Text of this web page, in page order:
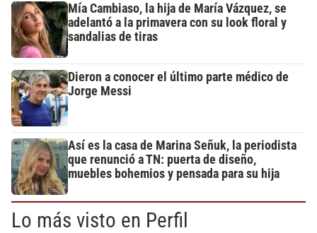
Mía Cambiaso, la hija de María Vázquez, se
adelantó a la primavera con su look floral y
sandalias de tiras
Dieron a conocer el último parte médico de
Jorge Messi
Así es la casa de Marina Señuk, la periodista
que renunció a TN: puerta de diseño,
muebles bohemios y pensada para su hija
Lo más visto en Perfil